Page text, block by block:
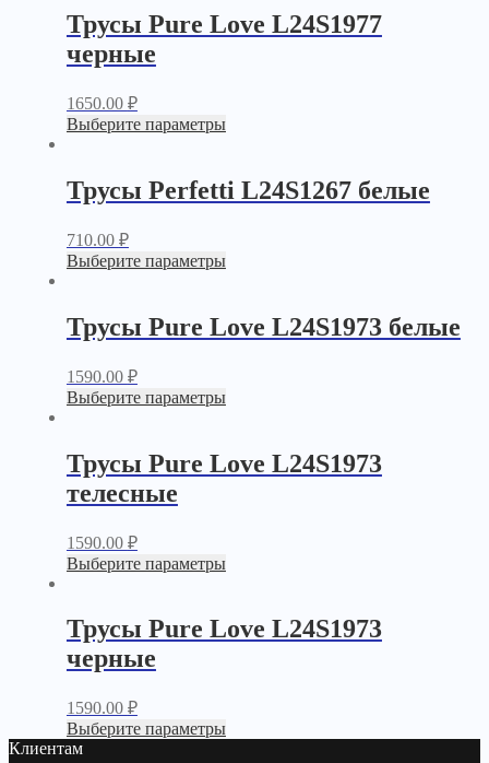
Трусы Pure Love L24S1977
черные
1650.00 ₽
Выберите параметры
Трусы Perfetti L24S1267 белые
710.00 ₽
Выберите параметры
Трусы Pure Love L24S1973 белые
1590.00 ₽
Выберите параметры
Трусы Pure Love L24S1973
телесные
1590.00 ₽
Выберите параметры
Трусы Pure Love L24S1973
черные
1590.00 ₽
Выберите параметры
Клиентам